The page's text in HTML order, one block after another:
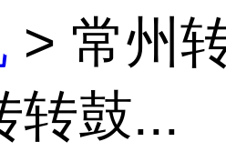
> 常州
转鼓...